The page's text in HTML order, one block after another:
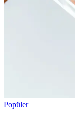
Popüler